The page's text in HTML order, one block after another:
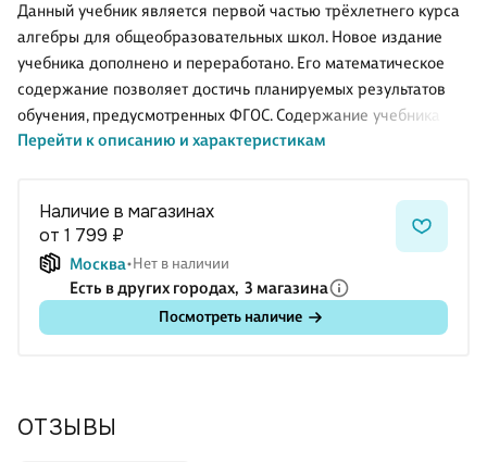
Данный учебник является первой частью трёхлетнего курса
алгебры для общеобразовательных школ. Новое издание
учебника дополнено и переработано. Его математическое
содержание позволяет достичь планируемых результатов
обучения, предусмотренных ФГОС. Содержание учебника
позволяет дать учащимся хорошую подготовку по алгебре в
математики. Теоретическая часть учебника оптимальна по
объёму, материал излагается ясно и точно, рассматриваемые
примеры очень подробно и в то же время лаконично
объясняют основные приёмы решения типовых упражнений.
Система задач, разбитых на рубрики, помогает ученикам
Перейти к описанию и характеристикам
Наличие в магазинах
от 1 799 ₽
Москва Нет в наличии
Есть в других городах, 3 магазина
Посмотреть наличие
ОТЗЫВЫ